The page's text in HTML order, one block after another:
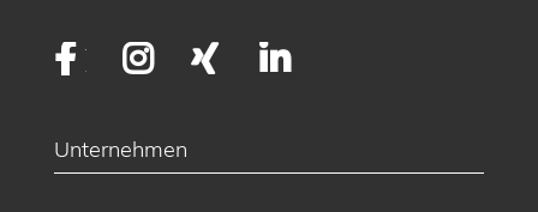
FacebookInstagram
XING
Unternehmen